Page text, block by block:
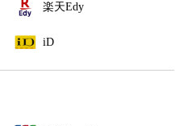
楽天Edy
iD